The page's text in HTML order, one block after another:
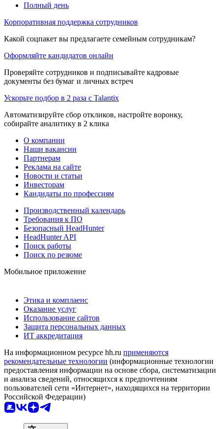
Полный день
Корпоративная поддержка сотрудников
Какой соцпакет вы предлагаете семейным сотрудникам?
Оформляйте кандидатов онлайн
Проверяйте сотрудников и подписывайте кадровые
документы без бумаг и личных встреч
Ускорьте подбор в 2 раза с Talantix
Автоматизируйте сбор откликов, настройте воронку,
собирайте аналитику в 2 клика
О компании
Наши вакансии
Партнерам
Реклама на сайте
Новости и статьи
Инвесторам
Кандидаты по профессиям
Производственный календарь
Требования к ПО
Безопасный HeadHunter
HeadHunter API
Поиск работы
Поиск по резюме
Мобильное приложение
Этика и комплаенс
Оказание услуг
Использование сайтов
Защита персональных данных
ИТ аккредитация
На информационном ресурсе hh.ru применяются
рекомендательные технологии (информационные технологии
предоставления информации на основе сбора, систематизации
и анализа сведений, относящихся к предпочтениям
пользователей сети «Интернет», находящихся на территории
Российской Федерации)